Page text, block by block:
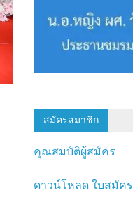
สมัครสมาชิก
คุณสมบัติผู้สมัคร
ดาวน์โหลด ใบสมัคร